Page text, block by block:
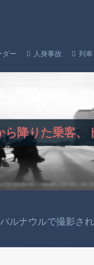
ダー 人身事故 列
ら降りた乗客、
ルナウルで撮影さ